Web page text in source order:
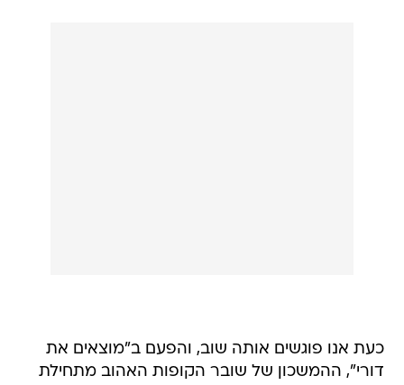
כעת אנו פוגשים אותה שוב, והפעם ב"מוצאים את
דורי", ההמשכון של שובר הקופות האהוב מתחילת